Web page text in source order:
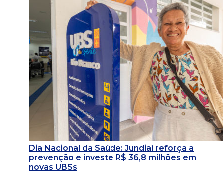
Dia Nacional da Saúde: Jundiaí reforça a
prevenção e investe R$ 36,8 milhões em
novas UBSs